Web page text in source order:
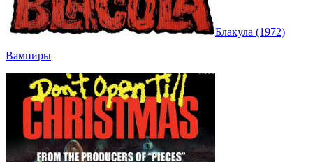
Блакула (1972)
Вампиры